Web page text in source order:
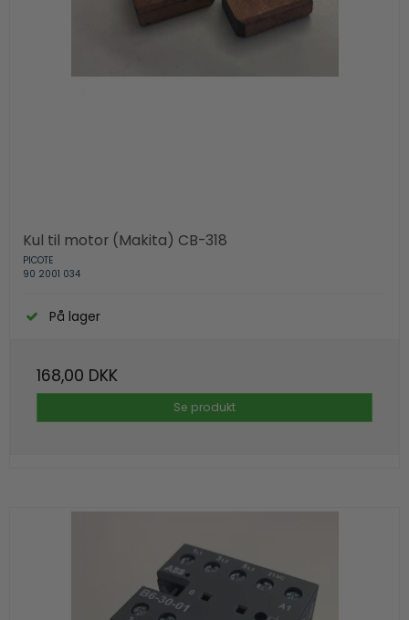
Kul til motor (Makita) CB-318
PICOTE
90 2001 034
På lager
168,00 DKK
Se produkt